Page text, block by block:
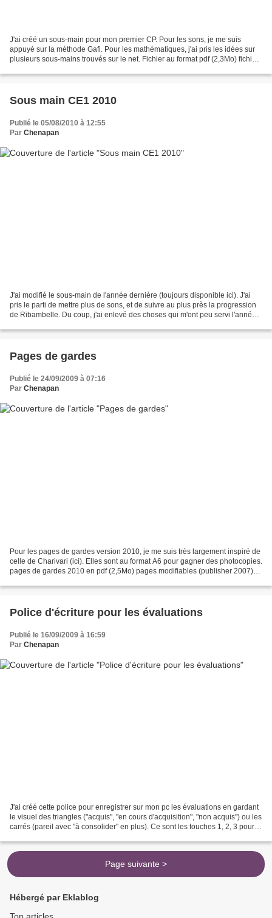
J'ai créé un sous-main pour mon premier CP. Pour les sons, je me suis
appuyé sur la méthode Gafi. Pour les mathématiques, j'ai pris les idées sur
plusieurs sous-mains trouvés sur le net. Fichier au format pdf (2,3Mo) fichier
Sous main CE1 2010
Publié le 05/08/2010 à 12:55
Par Chenapan
J'ai modifié le sous-main de l'année dernière (toujours disponible ici). J'ai
pris le parti de mettre plus de sons, et de suivre au plus près la progression
de Ribambelle. Du coup, j'ai enlevé des choses qui m'ont peu servi l'année
Pages de gardes
Publié le 24/09/2009 à 07:16
Par Chenapan
Pour les pages de gardes version 2010, je me suis très largement inspiré de
celle de Charivari (ici). Elles sont au format A6 pour gagner des photocopies.
pages de gardes 2010 en pdf (2,5Mo) pages modifiables (publisher 2007)
Police d'écriture pour les évaluations
Publié le 16/09/2009 à 16:59
Par Chenapan
J'ai créé cette police pour enregistrer sur mon pc les évaluations en gardant
le visuel des triangles ("acquis", "en cours d'acquisition", "non acquis") ou les
carrés (pareil avec "à consolider" en plus). Ce sont les touches 1, 2, 3 pour
Page suivante >
Hébergé par Eklablog